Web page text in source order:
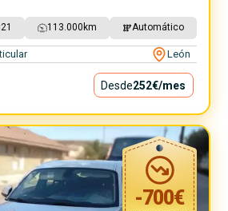
113.000 km Automático
León
Desde252€/mes
-700€